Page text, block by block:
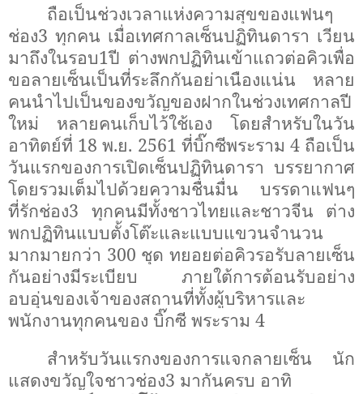
ถือเป็นช่วงเวลาแห่งความสุขของแฟนๆ
ช่อง3 ทุกคน เมื่อเทศกาลเซ็นปฏิทินดารา เวียน
มาถึงในรอบ1ปี ต่างพกปฏิทินเข้าแถวต่อคิวเพื่อ
ขอลายเซ็นเป็นที่ระลึกกันอย่าเนืองแน่น หลาย
คนนำไปเป็นของขวัญของฝากในช่วงเทศกาลปี
ใหม่ หลายคนเก็บไว้ใช้เอง โดยสำหรับในวัน
อาทิตย์ที่ 18พ.ย. 2561 ที่บิ๊กซีพระราม 4 ถือเป็น
วันแรกของการเปิดเซ็นปฏิทินดารา บรรยากาศ
โดยรวมเต็มไปด้วยความชื่นมื่น
บรรดาแฟนๆ
ที่รักช่อง3 ทุกคนมีทั้งชาวไทยและชาวจีน ต่าง
พกปฏิทินแบบตั้งโต๊ะและแบบแขวนจำนวน
มากมายกว่า 300 ชุด ทยอยต่อคิวรอรับลายเซ็น
กันอย่างมีระเบียบ ภายใต้การต้อนรับอย่าง
อบอุ่นของเจ้าของสถานที่ทั้งผู้บริหารและ
พนักงานทุกคนของ บิ๊กซี พระราม 4
สำหรับวันแรกงของการแจกลายเซ็น นัก
แสดงขวัญใจชาวช่อง3 มากันครบ อาทิ